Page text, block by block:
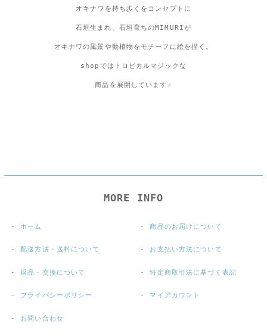
オキナワを持ち歩くをコンセプトに
石垣生まれ、石垣育ちのMIMURIが
オキナワの風景や動植物をモチーフに絵を描く。
shopではトロピカルマジックな
商品を展開しています☆
MORE INFO
ホーム 商品のお届けについて
配送方法・送料について お支払い方法について
返品・交換について 特定商取引法に基づく表記
プライバシーポリシー マイアカウント
お問い合わせ